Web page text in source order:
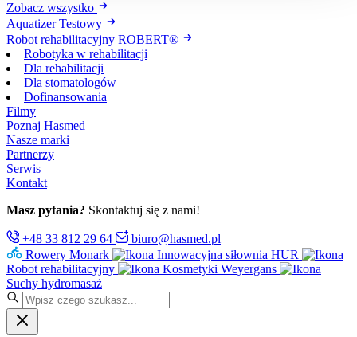
Zobacz wszystko
Aquatizer Testowy
Robot rehabilitacyjny ROBERT®
Robotyka w rehabilitacji
Dla rehabilitacji
Dla stomatologów
Dofinansowania
Filmy
Poznaj Hasmed
Nasze marki
Partnerzy
Serwis
Kontakt
Masz pytania? Skontaktuj się z nami!
+48 33 812 29 64
biuro@hasmed.pl
Rowery Monark
Innowacyjna siłownia HUR
Robot rehabilitacyjny
Kosmetyki Weyergans
Suchy hydromasaż